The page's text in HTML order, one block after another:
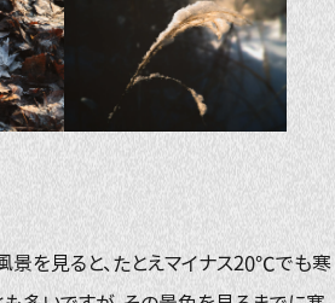
景を見ると、たとえマイナス20℃でも寒